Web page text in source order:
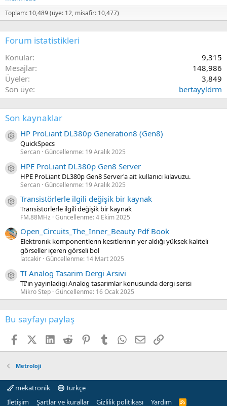
Toplam: 10,489 (üye: 12, misafir: 10,477)
Forum istatistikleri
Konular
9,315
Mesajlar
148,986
Üyeler
3,849
Son üye
bertayyldrm
Son kaynaklar
Kaynak ikon/amblem
HP ProLiant DL380p Generation8 (Gen8)
QuickSpecs
Sercan Güncellenme: 19 Aralık 2025
Kaynak ikon/amblem
HPE ProLiant DL380p Gen8 Server
HPE ProLiant DL380p Gen8 Server'a ait kullanıcı kılavuzu.
Sercan Güncellenme: 19 Aralık 2025
Kaynak ikon/amblem
Transistörlerle ilgili değişik bir kaynak
Transistörlerle ilgili değişik bir kaynak
FM.88MHz Güncellenme:4 Ekim 2025
Open_Circuits_The_Inner_Beauty Pdf Book
Elektronik komponentlerin kesitlerinin yer aldığı yüksek kaliteli
görseller içeren görseli bol
latcakir Güncellenme: 14 Mart 2025
Kaynak ikon/amblem
TI Analog Tasarim Dergi Arsivi
TI'in yayinladigi Analog tasarimlar konusunda dergi serisi
Mikro Step Güncellenme: 16 Ocak 2025
Bu sayfayı paylaş
FacebookX (Twitter)
LinkedIn
Reddit PinterestTumblr WhatsApp
E-postaLink
Metroloji
mekatronik
Türkçe
İletişim
Şartlar ve kurallar Gizlilik politikası Yardım
R